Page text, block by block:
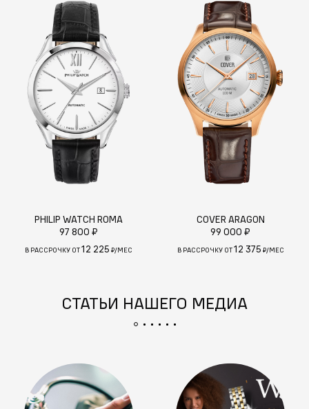
PHILIP WATCH ROMA
97 800 ₽
В РАССРОЧКУ ОТ12 225 ₽/МЕС
COVER ARAGON
99 000 ₽
В РАССРОЧКУ ОТ12 375 ₽/МЕС
СТАТЬИ НАШЕГО МЕДИА